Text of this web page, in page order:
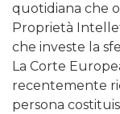
quotidiana che
Proprietà
che investe la
La Corte
recentemente
persona